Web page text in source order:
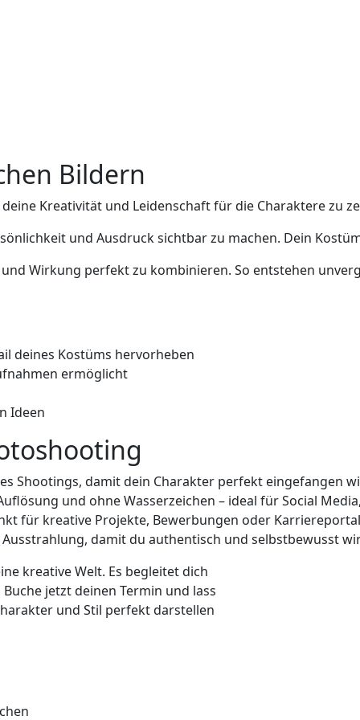
Bildern
Kreativität und Leidenschaft für die Charaktere zu
und Ausdruck sichtbar zu machen. Dein
Wirkung perfekt zu kombinieren. So entstehen
deines Kostüms hervorheben
ermöglicht
Ideen
Shootings, damit dein Charakter perfekt eingefangen
und ohne Wasserzeichen – ideal für Social
für kreative Projekte, Bewerbungen oder
damit du authentisch und selbstbewusst
kreative Welt. Es begleitet dich
jetzt deinen Termin und lass
und Stil perfekt darstellen